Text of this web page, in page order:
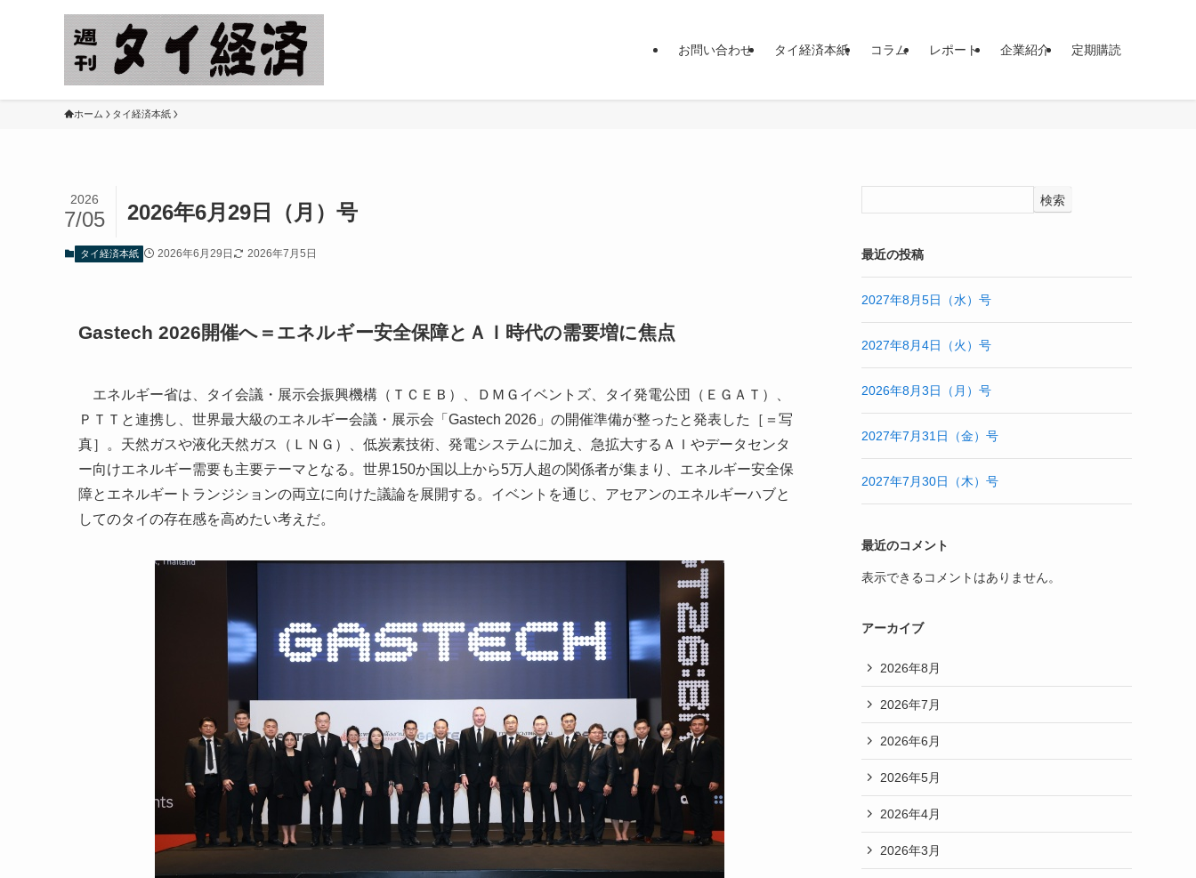
お問い合わせ タイ経済本紙 コラム レポート 企業紹介 定期購読
ホーム タイ経済本紙
2026年6月29日（月）号
2026
7/05
タイ経済本紙 2026年6月29日 2026年7月5日
Gastech 2026開催へ＝エネルギー安全保障とＡＩ時代の需要増に焦点
エネルギー省は、タイ会議・展示会振興機構（ＴＣＥＢ）、ＤＭＧイベントズ、タイ発電公団（ＥＧＡＴ）、
ＰＴＴと連携し、世界最大級のエネルギー会議・展示会「Gastech 2026」の開催準備が整ったと発表した［＝写
真］。天然ガスや液化天然ガス（ＬＮＧ）、低炭素技術、発電システムに加え、急拡大するＡＩやデータセンタ
ー向けエネルギー需要も主要テーマとなる。世界150か国以上から5万人超の関係者が集まり、エネルギー安全保
障とエネルギートランジションの両立に向けた議論を展開する。イベントを通じ、アセアンのエネルギーハブと
してのタイの存在感を高めたい考えだ。
検索
最近の投稿
2027年8月5日（水）号
2027年8月4日（火）号
2026年8月3日（月）号
2027年7月31日（金）号
2027年7月30日（木）号
最近のコメント
表示できるコメントはありません。
アーカイブ
2026年8月
2026年7月
2026年6月
2026年5月
2026年4月
2026年3月